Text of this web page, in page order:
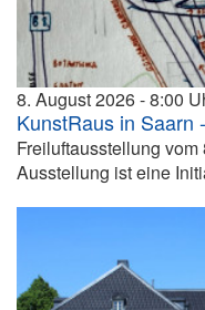
8. August 2026 8:00
KunstRaus in Saarn
Freiluftausstellung
Ausstellung ist eine